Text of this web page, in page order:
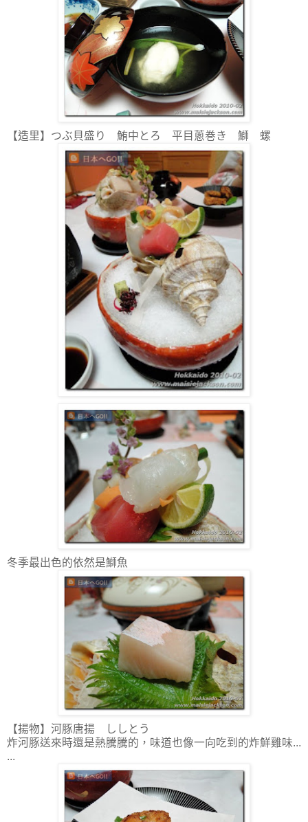
【造里】つぶ貝盛り 鮪中とろ 平目蔥巻き 鰤 螺
冬季最出色的依然是鰤魚
【揚物】河豚唐揚 ししとう
炸河豚送來時還是熱騰騰的，味道也像一向吃到的炸鮮雞味...
...